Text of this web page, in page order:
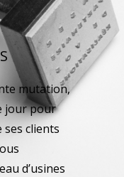
mutation,
jour pour
ses clients
d’usines